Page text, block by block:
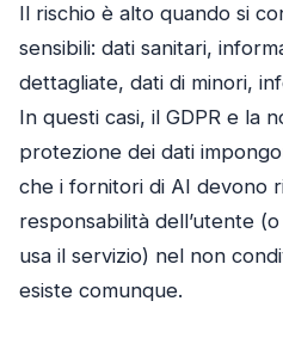
Il rischio è alto quando si
sensibili: dati sanitari,
dettagliate, dati di minori,
In questi casi, il GDPR e la
protezione dei dati
che i fornitori di AI devono
responsabilità dell’utente
usa il servizio) nel non
esiste comunque.